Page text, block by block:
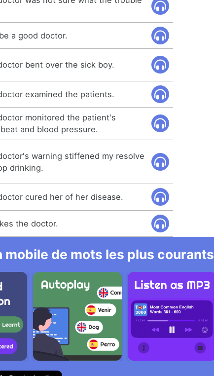
a good doctor.
bent over the sick boy.
examined the patients.
monitored the patient's
and blood pressure.
warning stiffened my resolve
drinking.
cured her of her disease.
the doctor.
de mots les plus courants